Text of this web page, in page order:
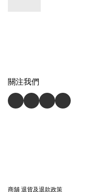
關注我們
商舖退貨及退款政策